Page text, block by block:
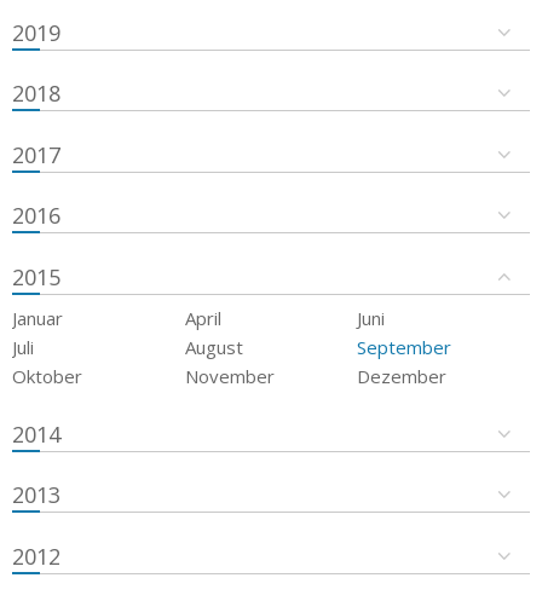
2019
2018
2017
2016
2015
Januar April
Juni
Juli
August
September
Oktober
November Dezember
2014
2013
2012